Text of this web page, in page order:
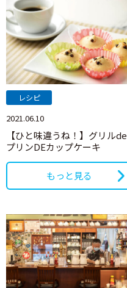
レシピ
2021.06.10
【ひと味違うね！】グリルde
プリンDEカップケーキ
もっと見る